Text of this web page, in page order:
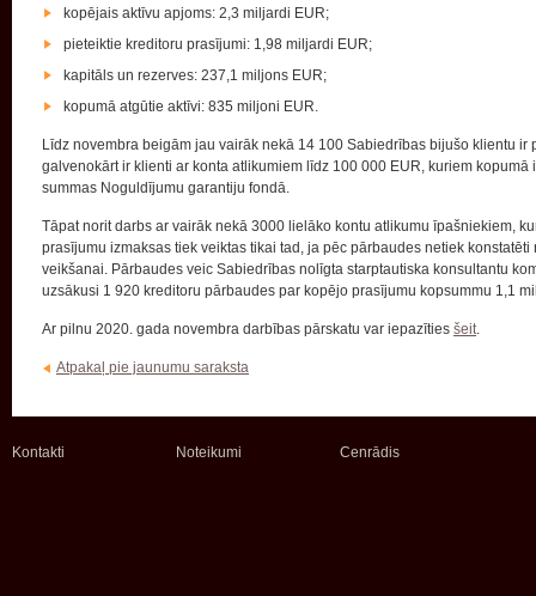
kopējais aktīvu apjoms: 2,3 miljardi EUR;
pieteiktie kreditoru prasījumi: 1,98 miljardi EUR;
kapitāls un rezerves: 237,1 miljons EUR;
kopumā atgūtie aktīvi: 835 miljoni EUR.
Līdz novembra beigām jau vairāk nekā 14 100 Sabiedrības bijušo klientu
galvenokārt ir klienti ar konta atlikumiem līdz 100 000 EUR, kuriem
summas Noguldījumu garantiju fondā.
Tāpat norit darbs ar vairāk nekā 3000 lielāko kontu atlikumu īpašniekiem,
prasījumu izmaksas tiek veiktas tikai tad, ja pēc pārbaudes netiek
veikšanai. Pārbaudes veic Sabiedrības nolīgta starptautiska konsultantu
uzsākusi 1 920 kreditoru pārbaudes par kopējo prasījumu kopsummu 1,1
Ar pilnu 2020. gada novembra darbības pārskatu var iepazīties šeit.
Atpakaļ pie jaunumu saraksta
Kontakti Noteikumi Cenrādis